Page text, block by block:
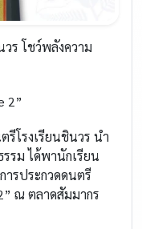
วร โชว์พลังความ
2”
รีโรงเรียนชินวร นำ
รม ได้พานักเรียน
รประกวดดนตรี
ณ ตลาดสัมมากร